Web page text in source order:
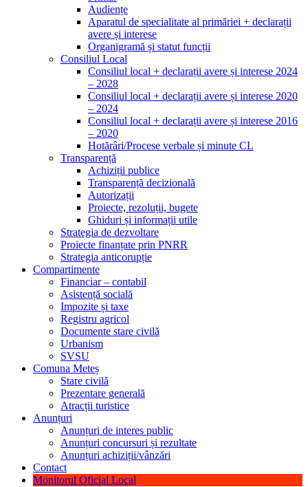
Audiențe
Aparatul de specialitate al primăriei + declarații
avere și interese
Organigramă și statut funcții
Consiliul Local
Consiliul local + declarații avere și interese 2024
– 2028
Consiliul local + declarații avere și interese 2020
– 2024
Consiliul local + declarații avere și interese 2016
– 2020
Hotărâri/Procese verbale și minute CL
Transparență
Achiziții publice
Transparență decizională
Autorizații
Proiecte, rezoluții, bugete
Ghiduri și informații utile
Strategia de dezvoltare
Proiecte finanțate prin PNRR
Strategia anticorupție
Compartimente
Financiar – contabil
Asistență socială
Impozite și taxe
Registru agricol
Documente stare civilă
Urbanism
SVSU
Comuna Meteș
Stare civilă
Prezentare generală
Atracții turistice
Anunțuri
Anunțuri de interes public
Anunțuri concursuri și rezultate
Anunțuri achiziții/vânzări
Contact
Monitorul Oficial Local